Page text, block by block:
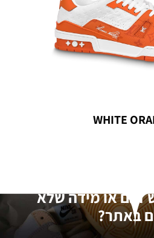
דגם או מידה שלא
באתר?